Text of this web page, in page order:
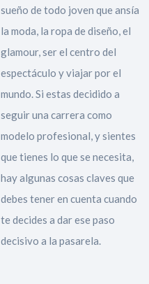
sueño de todo joven que ansía
la moda, la ropa de diseño, el
glamour, ser el centro del
espectáculo y viajar por el
mundo. Si estas decidido a
seguir una carrera como
modelo profesional, y sientes
que tienes lo que se necesita,
hay algunas cosas claves que
debes tener en cuenta cuando
te decides a dar ese paso
decisivo a la pasarela.